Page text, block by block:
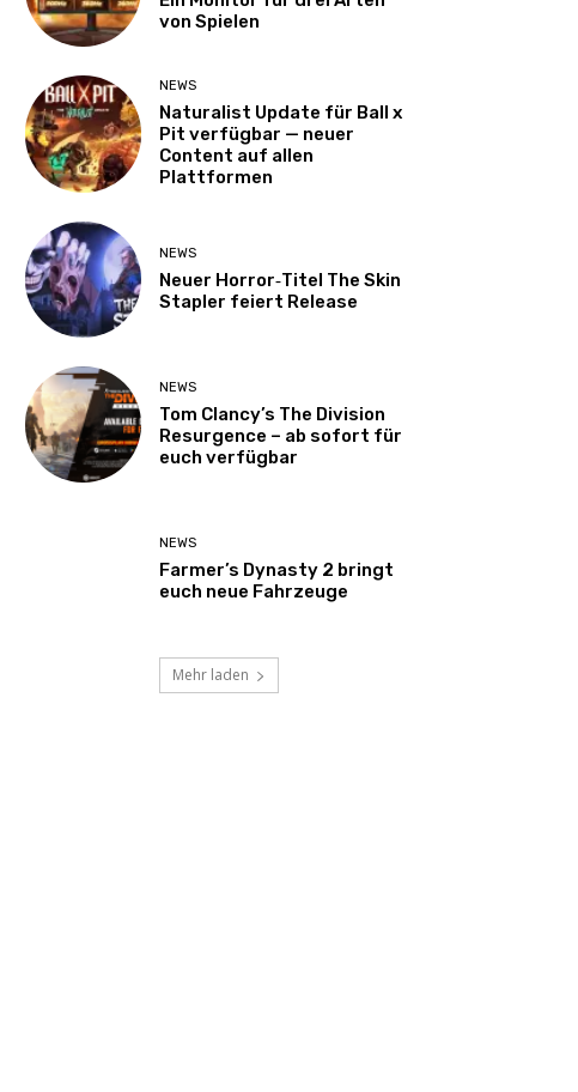
von Spielen
NEWS
Naturalist Update für Ball x
Pit verfügbar — neuer
Content auf allen
Plattformen
NEWS
Neuer Horror‑Titel The Skin
Stapler feiert Release
NEWS
Tom Clancy’s The Division
Resurgence – ab sofort für
euch verfügbar
NEWS
Farmer’s Dynasty 2 bringt
euch neue Fahrzeuge
Mehr laden